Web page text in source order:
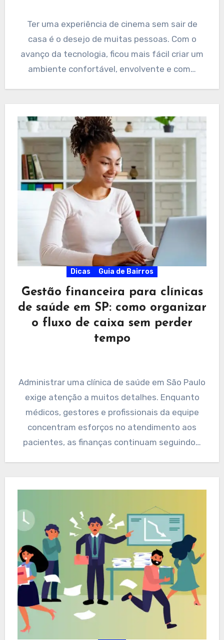
Ter uma experiência de cinema sem sair de
casa é o desejo de muitas pessoas. Com o
avanço da tecnologia, ficou mais fácil criar um
ambiente confortável, envolvente e com…
Dicas Guia de Bairros
Gestão financeira para clínicas
de saúde em SP: como organizar
o fluxo de caixa sem perder
tempo
Administrar uma clínica de saúde em São Paulo
exige atenção a muitos detalhes. Enquanto
médicos, gestores e profissionais da equipe
concentram esforços no atendimento aos
pacientes, as finanças continuam seguindo…